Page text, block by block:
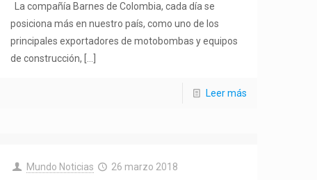
La compañía Barnes de Colombia, cada día se
posiciona más en nuestro país, como uno de los
principales exportadores de motobombas y equipos
de construcción,
Leer más
Mundo Noticias 26 marzo 2018